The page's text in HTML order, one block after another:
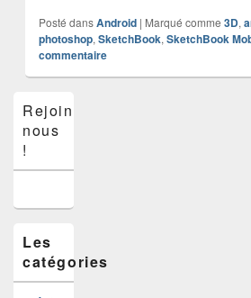
Posté dans Android | Marqué comme 3D,
photoshop, SketchBook, SketchBook
commentaire
principale
de
widget
latérale
Rejoins-
nous
!
Les
catégories